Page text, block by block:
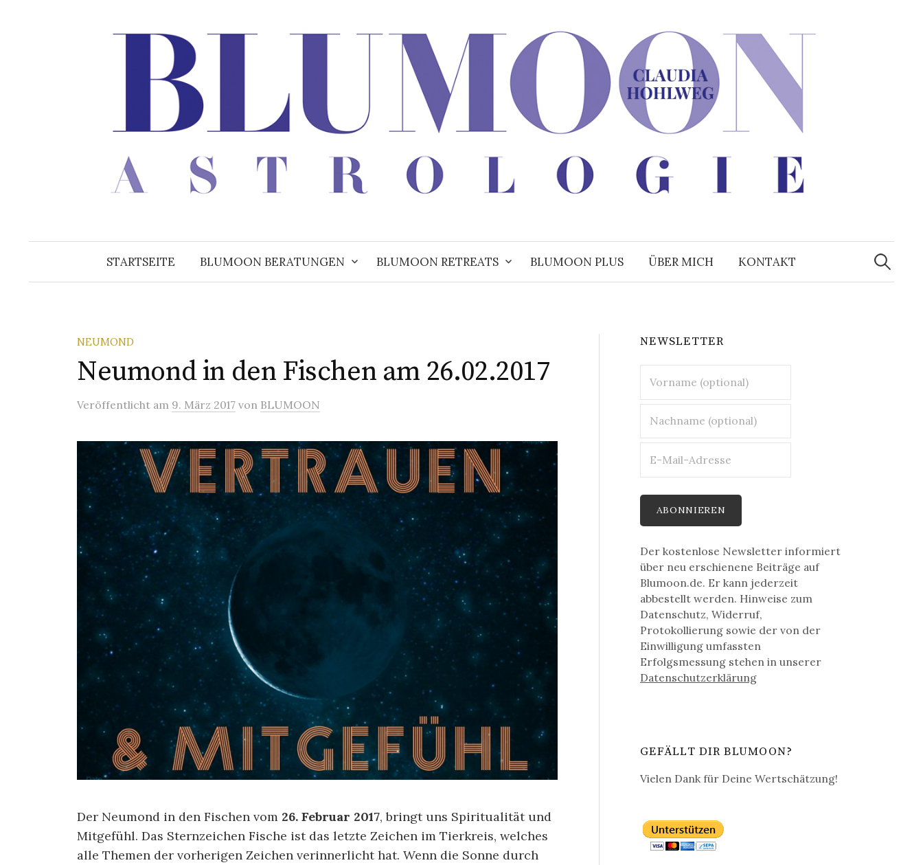
STARTSEITE BLUMOON BERATUNGEN BLUMOON RETREATS BLUMOON PLUS ÜBER MICH KONTAKT
Suchen
nach:
NEUMOND
Neumond in den Fischen am 26.02.2017
Veröffentlicht am 9. März 2017 von BLUMOON
Der Neumond in den Fischen vom 26. Februar 2017, bringt uns Spiritualität und
Mitgefühl. Das Sternzeichen Fische ist das letzte Zeichen im Tierkreis, welches
alle Themen der vorherigen Zeichen verinnerlicht hat. Wenn die Sonne durch
NEWSLETTER
Der kostenlose Newsletter informiert
über neu erschienene Beiträge auf
Blumoon.de. Er kann jederzeit
abbestellt werden. Hinweise zum
Datenschutz, Widerruf,
Protokollierung sowie der von der
Einwilligung umfassten
Erfolgsmessung stehen in unserer
Datenschutz­erklärung
GEFÄLLT DIR BLUMOON?
Vielen Dank für Deine Wertschätzung!